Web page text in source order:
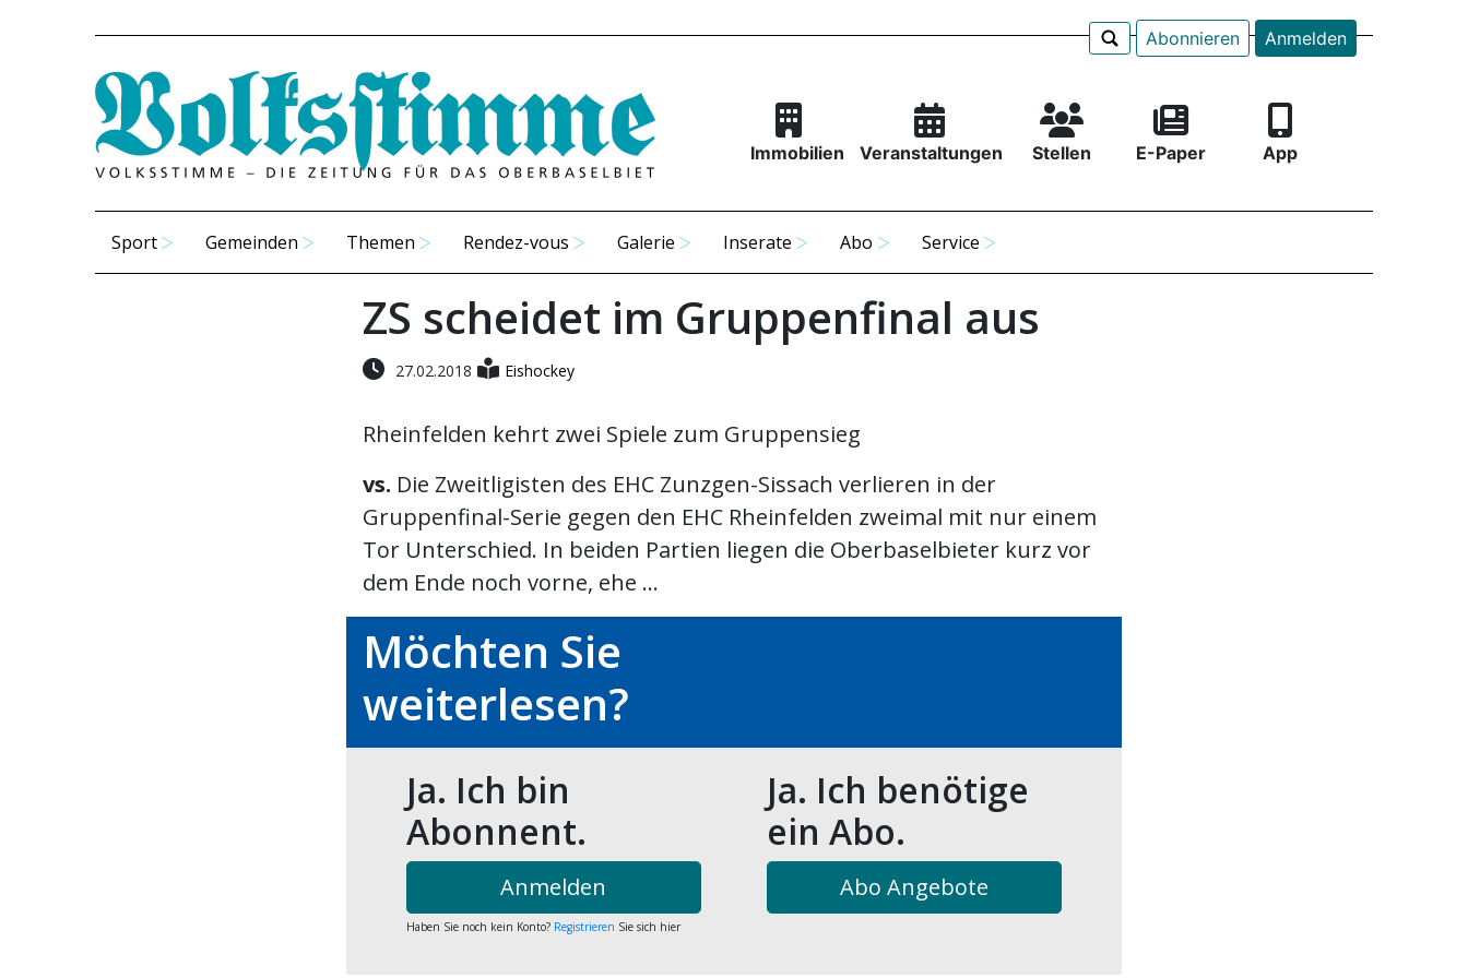
Abonnieren Anmelden
Immobilien Veranstaltungen Stellen E-Paper App
Sport Gemeinden Themen Rendez-vous Galerie Inserate Abo Service
ZS scheidet im Gruppenfinal aus
27.02.2018 Eishockey
Rheinfelden kehrt zwei Spiele zum Gruppensieg
vs. Die Zweitligisten des EHC Zunzgen-Sissach verlieren in der
Gruppenfinal-Serie gegen den EHC Rheinfelden zweimal mit nur einem
Tor Unterschied. In beiden Partien liegen die Oberbaselbieter kurz vor
dem Ende noch vorne, ehe ...
Möchten Sie
weiterlesen?
Ja. Ich bin
Abonnent.
Anmelden
Haben Sie noch kein Konto?Registrieren Sie sich hier
Ja. Ich benötige
ein Abo.
Abo Angebote